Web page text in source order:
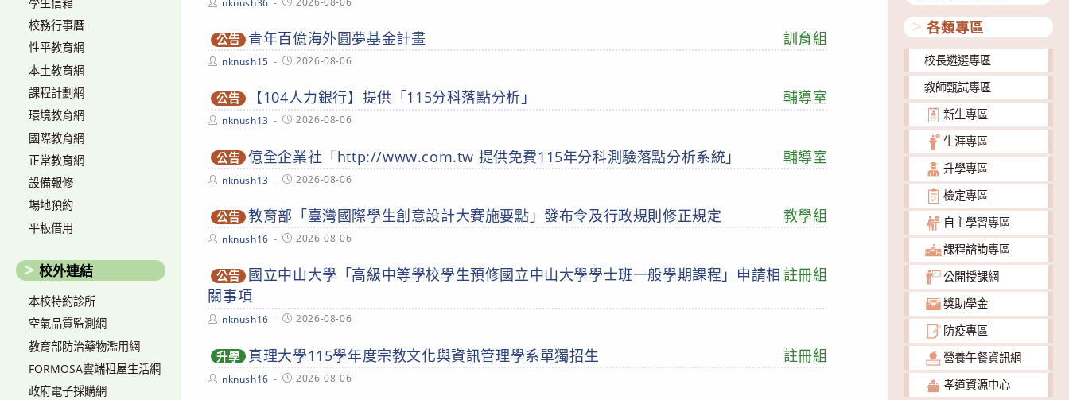
公告 訓育組
青年百億海外圓夢基金計畫
Postnknush15
Post2026-08-06
公告 【104人力銀行】提供「115分科落點分析」 輔導室
Postnknush13
Post2026-08-06
公告 億全企業社「http://www.com.tw 提供免費115年分科測驗落點分析系統」 輔導室
Postnknush13
Post2026-08-06
公告 教學組
教育部「臺灣國際學生創意設計大賽施要點」發布令及行政規則修正規定
Postnknush16
Post2026-08-06
公告 註冊組
國立中山大學「高級中等學校學生預修國立中山大學學士班一般學期課程」申請相
關事項
Postnknush16
Post2026-08-06
升學 註冊組
真理大學115學年度宗教文化與資訊管理學系單獨招生
Postnknush16
Post2026-08-06
校務行事曆
性平教育網
本土教育網
課程計劃網
環境教育網
國際教育網
正常教育網
設備報修
場地預約
平板借用
校外連結
本校特約診所
空氣品質監測網
教育部防治藥物濫用網
FORMOSA雲端租屋生活網
政府電子採購網
類
各類專區
校長遴選專區
教師甄試專區
新生專區
生涯專區
升學專區
檢定專區
自主學習專區
課程諮詢專區
公開授課網
獎助學金
防疫專區
營養午餐資訊網
孝道資源中心